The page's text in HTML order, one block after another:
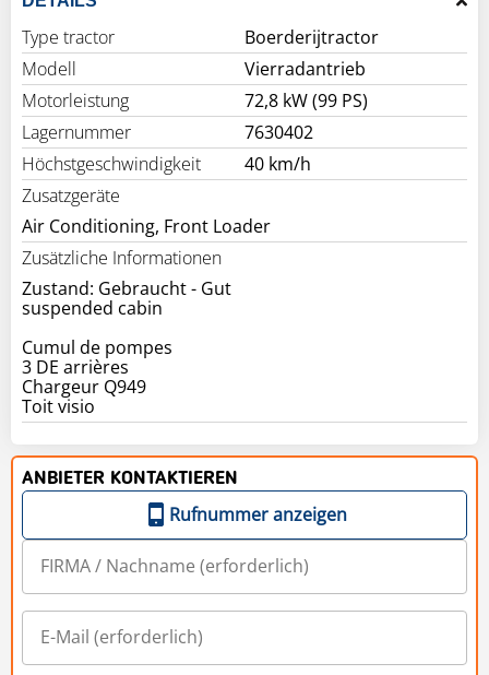
Type tractor
Boerderijtractor
Modell
Vierradantrieb
Motorleistung
72,8 kW (99 PS)
Lagernummer
7630402
Höchstgeschwindigkeit
40 km/h
Zusatzgeräte
Air Conditioning, Front Loader
Zusätzliche Informationen
Zustand: Gebraucht - Gut
suspended cabin
Cumul de pompes
3 DE arrières
Chargeur Q949
Toit visio
ANBIETER KONTAKTIEREN
Rufnummer anzeigen